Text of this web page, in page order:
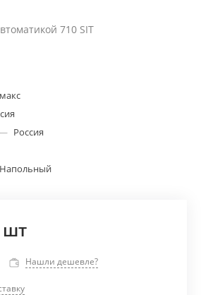
710 SIT
Россия
Напольный
шт
Нашли дешевле?